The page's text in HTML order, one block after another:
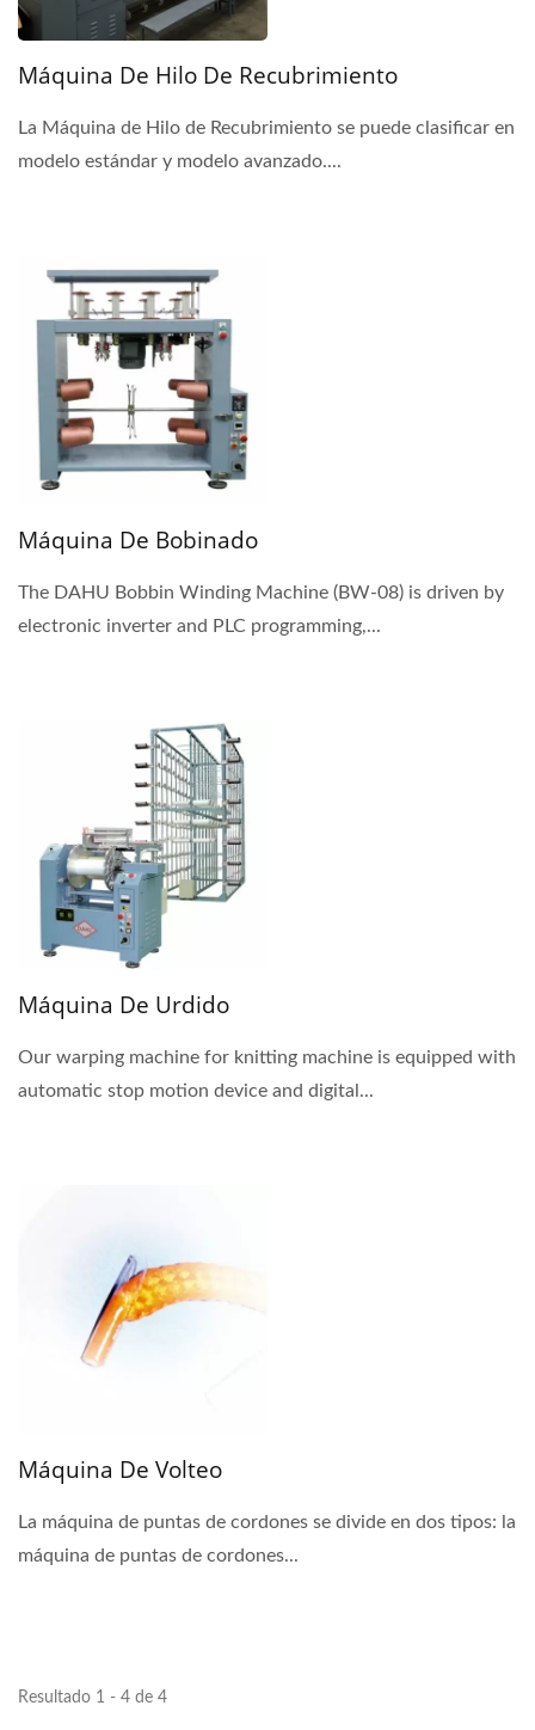
Máquina De Hilo De Recubrimiento
La Máquina de Hilo de Recubrimiento se puede clasificar en
modelo estándar y modelo avanzado....
Máquina De Bobinado
The DAHU Bobbin Winding Machine (BW-08) is driven by
electronic inverter and PLC programming,...
Máquina De Urdido
Our warping machine for knitting machine is equipped with
automatic stop motion device and digital...
Máquina De Volteo
La máquina de puntas de cordones se divide en dos tipos: la
máquina de puntas de cordones...
Resultado 1 - 4 de 4